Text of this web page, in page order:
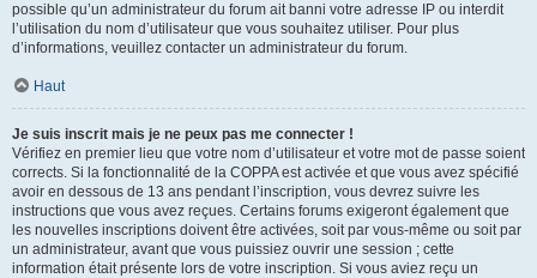
possible qu’un administrateur du forum ait banni votre adresse IP ou interdit
l’utilisation du nom d’utilisateur que vous souhaitez utiliser. Pour plus
d’informations, veuillez contacter un administrateur du forum.
Haut
Je suis inscrit mais je ne peux pas me connecter !
Vérifiez en premier lieu que votre nom d’utilisateur et votre mot de passe soient
corrects. Si la fonctionnalité de la COPPA est activée et que vous avez spécifié
avoir en dessous de 13 ans pendant l’inscription, vous devrez suivre les
instructions que vous avez reçues. Certains forums exigeront également que
les nouvelles inscriptions doivent être activées, soit par vous-même ou soit par
un administrateur, avant que vous puissiez ouvrir une session ; cette
information était présente lors de votre inscription. Si vous aviez reçu un